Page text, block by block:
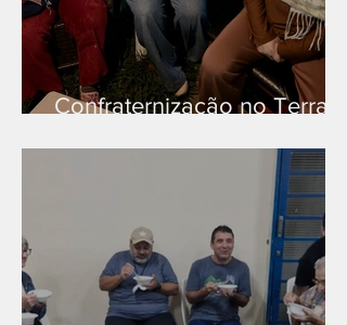
Confraternização no Terra